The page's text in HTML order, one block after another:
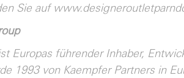
Sie auf
Europas führender Inhaber,
1993 von Kaempfer Partners in